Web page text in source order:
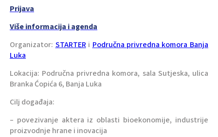
Prijava
Više informacija i agenda
Organizator: STARTERi Područna privredna komora Banja
Luka
Lokacija: Područna privredna komora, sala Sutjeska, ulica
Branka Ćopića 6, Banja Luka
Cilj događaja:
– povezivanje aktera iz oblasti bioekonomije, industrije
proizvodnje hrane i inovacija